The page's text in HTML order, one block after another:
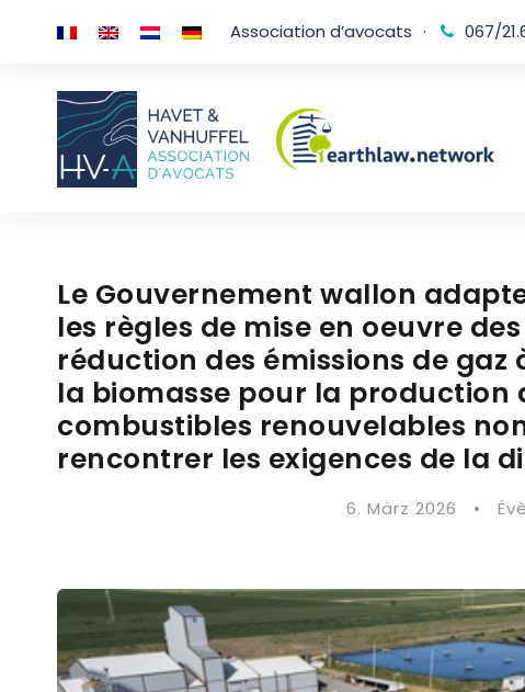
Association d’avocats · 067/
Le Gouvernement wallon
les règles de mise en oeuvre
réduction des émissions de
la biomasse pour la production
combustibles renouvelables
rencontrer les exigences de la
6. März 2026 •